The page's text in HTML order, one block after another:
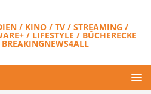
/ KINO / TV / STREAMING /
/ LIFESTYLE / BÜCHERECKE